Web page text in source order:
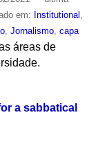
em: Institutional
, Jornalismo, capa
áreas de
a sabbatical